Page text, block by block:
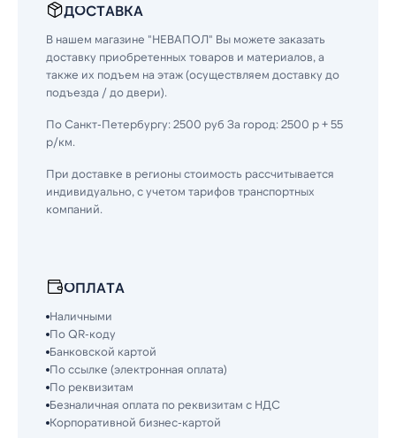
ДОСТАВКА
В нашем магазине "НЕВАПОЛ" Вы можете заказать
доставку приобретенных товаров и материалов, а
также их подъем на этаж (осуществляем доставку до
подъезда / до двери).
По Санкт-Петербургу: 2500 руб За город: 2500 р + 55
р/км.
При доставке в регионы стоимость рассчитывается
индивидуально, с учетом тарифов транспортных
компаний.
ОПЛАТА
Наличными
По QR-коду
Банковской картой
По ссылке (электронная оплата)
По реквизитам
Безналичная оплата по реквизитам с НДС
Корпоративной бизнес-картой